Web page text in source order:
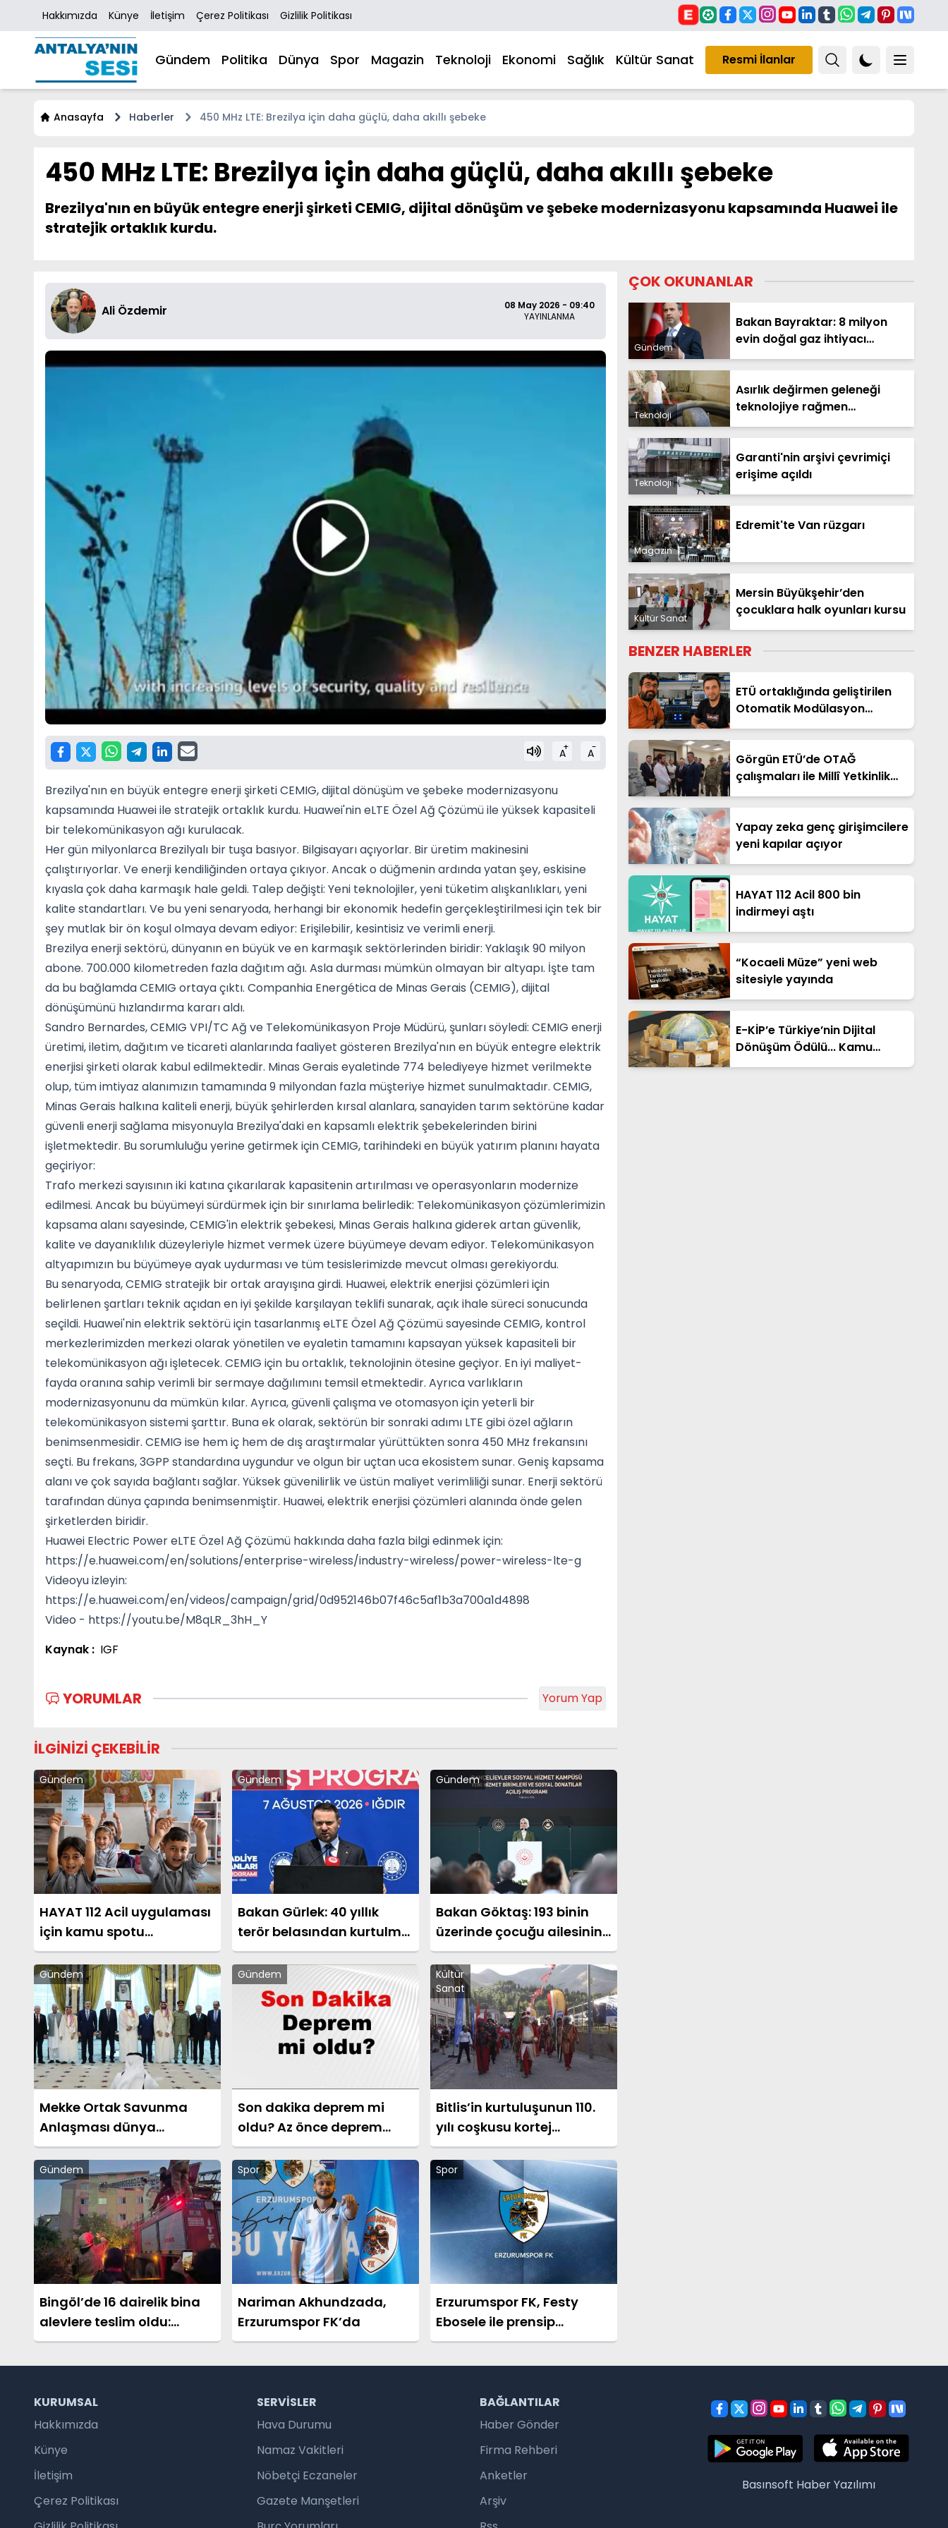
Hakkımızda Künye İletişim Çerez Politikası Gizlilik Politikası
Gündem Politika Dünya Spor Magazin Teknoloji Ekonomi Sağlık Kültür Sanat Resmi İlanlar
Anasayfa Haberler 450 MHz LTE: Brezilya için daha güçlü, daha akıllı şebeke
450 MHz LTE: Brezilya için daha güçlü, daha akıllı şebeke
Brezilya'nın en büyük entegre enerji şirketi CEMIG, dijital dönüşüm ve şebeke modernizasyonu kapsamında Huawei ile
stratejik ortaklık kurdu.
Ali Özdemir
08 May 2026 - 09:40
YAYINLANMA
A+ A-
Brezilya'nın en büyük entegre enerji şirketi CEMIG, dijital dönüşüm ve şebeke modernizasyonu
kapsamında Huawei ile stratejik ortaklık kurdu. Huawei'nin eLTE Özel Ağ Çözümü ile yüksek kapasiteli
bir telekomünikasyon ağı kurulacak.
Her gün milyonlarca Brezilyalı bir tuşa basıyor. Bilgisayarı açıyorlar. Bir üretim makinesini
çalıştırıyorlar. Ve enerji kendiliğinden ortaya çıkıyor. Ancak o düğmenin ardında yatan şey, eskisine
kıyasla çok daha karmaşık hale geldi. Talep değişti: Yeni teknolojiler, yeni tüketim alışkanlıkları, yeni
kalite standartları. Ve bu yeni senaryoda, herhangi bir ekonomik hedefin gerçekleştirilmesi için tek bir
şey mutlak bir ön koşul olmaya devam ediyor: Erişilebilir, kesintisiz ve verimli enerji.
Brezilya enerji sektörü, dünyanın en büyük ve en karmaşık sektörlerinden biridir: Yaklaşık 90 milyon
abone. 700.000 kilometreden fazla dağıtım ağı. Asla durması mümkün olmayan bir altyapı. İşte tam
da bu bağlamda CEMIG ortaya çıktı. Companhia Energética de Minas Gerais (CEMIG), dijital
dönüşümünü hızlandırma kararı aldı.
Sandro Bernardes, CEMIG VPI/TC Ağ ve Telekomünikasyon Proje Müdürü, şunları söyledi: CEMIG enerji
üretimi, iletim, dağıtım ve ticareti alanlarında faaliyet gösteren Brezilya'nın en büyük entegre elektrik
enerjisi şirketi olarak kabul edilmektedir. Minas Gerais eyaletinde 774 belediyeye hizmet verilmekte
olup, tüm imtiyaz alanımızın tamamında 9 milyondan fazla müşteriye hizmet sunulmaktadır. CEMIG,
Minas Gerais halkına kaliteli enerji, büyük şehirlerden kırsal alanlara, sanayiden tarım sektörüne kadar
güvenli enerji sağlama misyonuyla Brezilya'daki en kapsamlı elektrik şebekelerinden birini
işletmektedir. Bu sorumluluğu yerine getirmek için CEMIG, tarihindeki en büyük yatırım planını hayata
geçiriyor:
Trafo merkezi sayısının iki katına çıkarılarak kapasitenin artırılması ve operasyonların modernize
edilmesi. Ancak bu büyümeyi sürdürmek için bir sınırlama belirledik: Telekomünikasyon çözümlerimizin
kapsama alanı sayesinde, CEMIG'in elektrik şebekesi, Minas Gerais halkına giderek artan güvenlik,
kalite ve dayanıklılık düzeyleriyle hizmet vermek üzere büyümeye devam ediyor. Telekomünikasyon
altyapımızın bu büyümeye ayak uydurması ve tüm tesislerimizde mevcut olması gerekiyordu.
Bu senaryoda, CEMIG stratejik bir ortak arayışına girdi. Huawei, elektrik enerjisi çözümleri için
belirlenen şartları teknik açıdan en iyi şekilde karşılayan teklifi sunarak, açık ihale süreci sonucunda
seçildi. Huawei'nin elektrik sektörü için tasarlanmış eLTE Özel Ağ Çözümü sayesinde CEMIG, kontrol
merkezlerimizden merkezi olarak yönetilen ve eyaletin tamamını kapsayan yüksek kapasiteli bir
telekomünikasyon ağı işletecek. CEMIG için bu ortaklık, teknolojinin ötesine geçiyor. En iyi maliyet-
fayda oranına sahip verimli bir sermaye dağılımını temsil etmektedir. Ayrıca varlıkların
modernizasyonunu da mümkün kılar. Ayrıca, güvenli çalışma ve otomasyon için yeterli bir
telekomünikasyon sistemi şarttır. Buna ek olarak, sektörün bir sonraki adımı LTE gibi özel ağların
benimsenmesidir. CEMIG ise hem iç hem de dış araştırmalar yürüttükten sonra 450 MHz frekansını
seçti. Bu frekans, 3GPP standardına uygundur ve olgun bir uçtan uca ekosistem sunar. Geniş kapsama
alanı ve çok sayıda bağlantı sağlar. Yüksek güvenilirlik ve üstün maliyet verimliliği sunar. Enerji sektörü
tarafından dünya çapında benimsenmiştir. Huawei, elektrik enerjisi çözümleri alanında önde gelen
şirketlerden biridir.
Huawei Electric Power eLTE Özel Ağ Çözümü hakkında daha fazla bilgi edinmek için:
https://e.huawei.com/en/solutions/enterprise-wireless/industry-wireless/power-wireless-lte-g
Videoyu izleyin:
https://e.huawei.com/en/videos/campaign/grid/0d952146b07f46c5af1b3a700a1d4898
Video - https://youtu.be/M8qLR_3hH_Y
Kaynak : IGF
YORUMLAR Yorum Yap
İLGİNİZİ ÇEKEBİLİR
Gündem
HAYAT 112 Acil uygulaması
için kamu spotu
yayınlandı
Gündem
Bakan Gürlek: 40 yıllık
terör belasından kurtulma
arifesindeyiz
Gündem
Bakan Göktaş: 193 binin
üzerinde çocuğu ailesinin
yanında takip ediyoruz
Gündem
Mekke Ortak Savunma
Anlaşması dünya
basınında. "Üç bölgesel
güç işbirliğini pekiştirdi"
Gündem
Son dakika deprem mi
oldu? Az önce deprem
nerede oldu? İstanbul,
Ankara, İzmir ve il il AFAD
son depremler 08 Ağustos
2026
Kültür
Sanat
Bitlis’in kurtuluşunun 110.
yılı coşkusu kortej
yürüyüşüyle başladı
Gündem
Bingöl’de 16 dairelik bina
alevlere teslim oldu:
Mahsur kalanları itfaiye
merdivenle kurtardı
Spor
Nariman Akhundzada,
Erzurumspor FK’da
Spor
Erzurumspor FK, Festy
Ebosele ile prensip
anlaşmasına vardı
ÇOK OKUNANLAR
Gündem
Bakan Bayraktar: 8 milyon
evin doğal gaz ihtiyacı
Sakarya Gaz Sahamızdan
Teknoloji
Asırlık değirmen geleneği
teknolojiye rağmen
yaşatılıyor
Teknoloji
Garanti'nin arşivi çevrimiçi
erişime açıldı
Magazin
Edremit'te Van rüzgarı
Kültür Sanat
Mersin Büyükşehir’den
çocuklara halk oyunları kursu
BENZER HABERLER
ETÜ ortaklığında geliştirilen
Otomatik Modülasyon
Tanıma Projesi TÜBİTAK
Görgün ETÜ’de OTAĞ
çalışmaları ile Millî Yetkinlik
Hamlesi faaliyetlerini yerinde
Yapay zeka genç girişimcilere
yeni kapılar açıyor
HAYAT 112 Acil 800 bin
indirmeyi aştı
“Kocaeli Müze” yeni web
sitesiyle yayında
E-KİP’e Türkiye’nin Dijital
Dönüşüm Ödülü... Kamu
kategorisinde zirvede
KURUMSAL
Hakkımızda
Künye
İletişim
Çerez Politikası
SERVISLER
Hava Durumu
Namaz Vakitleri
Nöbetçi Eczaneler
Gazete Manşetleri
BAĞLANTILAR
Haber Gönder
Firma Rehberi
Anketler
Arşiv
Basınsoft Haber Yazılımı